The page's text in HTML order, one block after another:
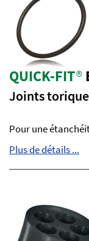
QUICK-FIT®
Joints
Pour une
Plus de détails ...